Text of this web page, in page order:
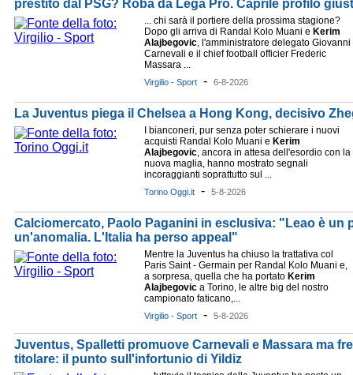
prestito dal PSG? Roba da Lega Pro. Caprile profilo
... chi sarà il portiere della prossima stagione?
Dopo gli arriva di Randal Kolo Muani e Kerim
Alajbegovic, l'amministratore delegato Giovanni
Carnevali e il chief football officier Frederic
Massara ...
Virgilio - Sport - 6-8-2026
La Juventus piega il Chelsea a Hong Kong, decisivo
I bianconeri, pur senza poter schierare i nuovi
acquisti Randal Kolo Muani e Kerim
Alajbegovic, ancora in attesa dell'esordio con la
nuova maglia, hanno mostrato segnali
incoraggianti soprattutto sul ...
Torino Oggi.it - 5-8-2026
Calciomercato, Paolo Paganini in esclusiva: "Leao è un
un'anomalia. L'Italia ha perso appeal"
Mentre la Juventus ha chiuso la trattativa col
Paris Saint - Germain per Randal Kolo Muani e,
a sorpresa, quella che ha portato Kerim
Alajbegovic a Torino, le altre big del nostro
campionato faticano,...
Virgilio - Sport - 5-8-2026
Juventus, Spalletti promuove Carnevali e Massara ma
titolare: il punto sull'infortunio di Yildiz